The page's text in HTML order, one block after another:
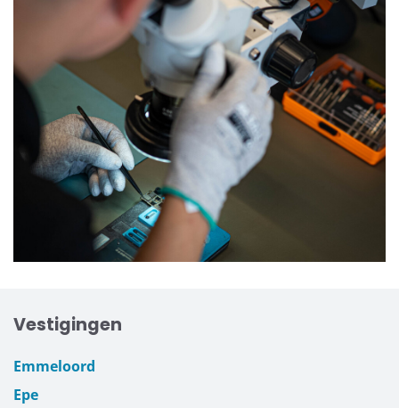
Vestigingen
Emmeloord
Epe